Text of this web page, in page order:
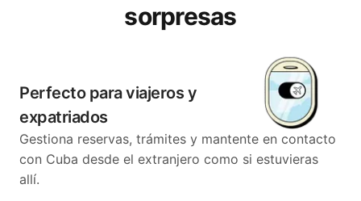
sorpresas
Perfecto para viajeros y
expatriados
Gestiona reservas, trámites y mantente en contacto
con Cuba desde el extranjero como si estuvieras
allí.